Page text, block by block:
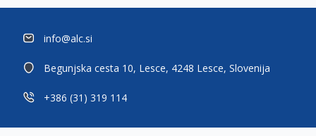
info@alc.si
Begunjska cesta 10, Lesce, 4248 Lesce, Slovenija
+386 (31) 319 114